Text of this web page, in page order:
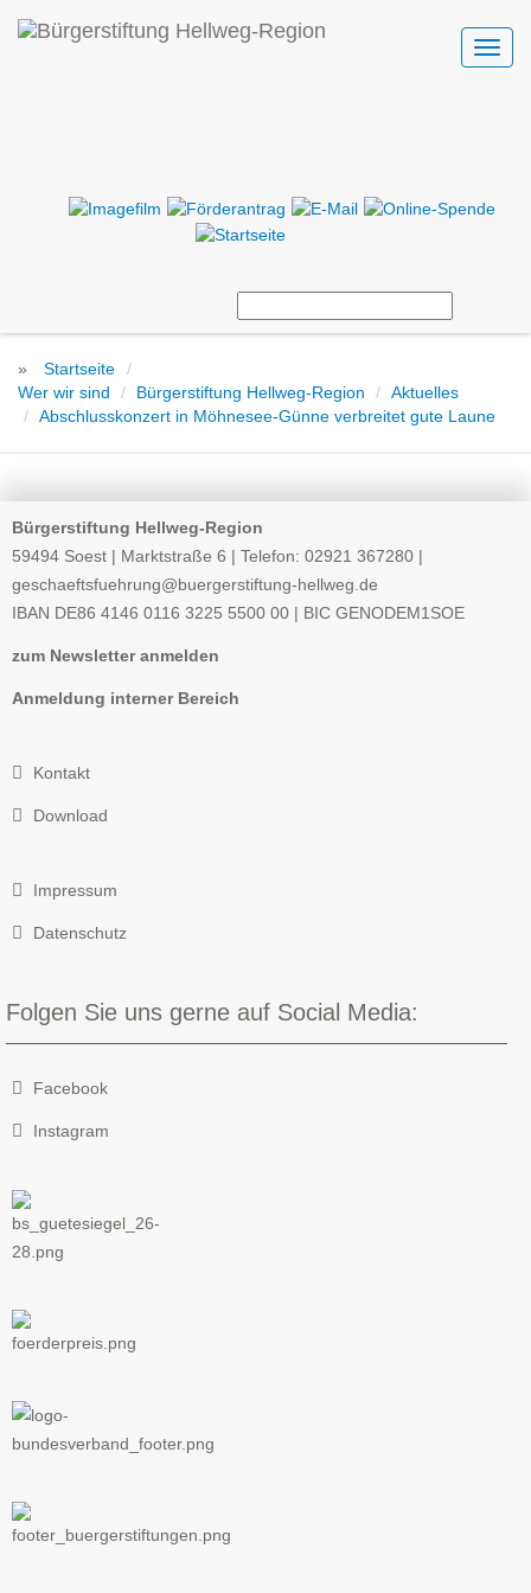
»
Startseite
Wer wir sind
Bürgerstiftung Hellweg-Region
Aktuelles
Abschlusskonzert in Möhnesee-Günne verbreitet gute Laune
Bürgerstiftung Hellweg-Region
59494 Soest | Marktstraße 6 | Telefon: 02921 367280 |
geschaeftsfuehrung@buergerstiftung-hellweg.de
IBAN DE86 4146 0116 3225 5500 00 | BIC GENODEM1SOE
zum Newsletter anmelden
Anmeldung interner Bereich
Kontakt
Download
Impressum
Datenschutz
Folgen Sie uns gerne auf Social Media:
Facebook
Instagram